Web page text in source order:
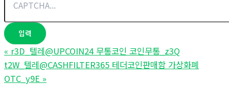
« r3D_텔레@UPCOIN24 무통코인 코인무통_z3Q
t2W_텔레@CASHFILTER365 테더코인판매함 가상화폐
OTC_y9E »